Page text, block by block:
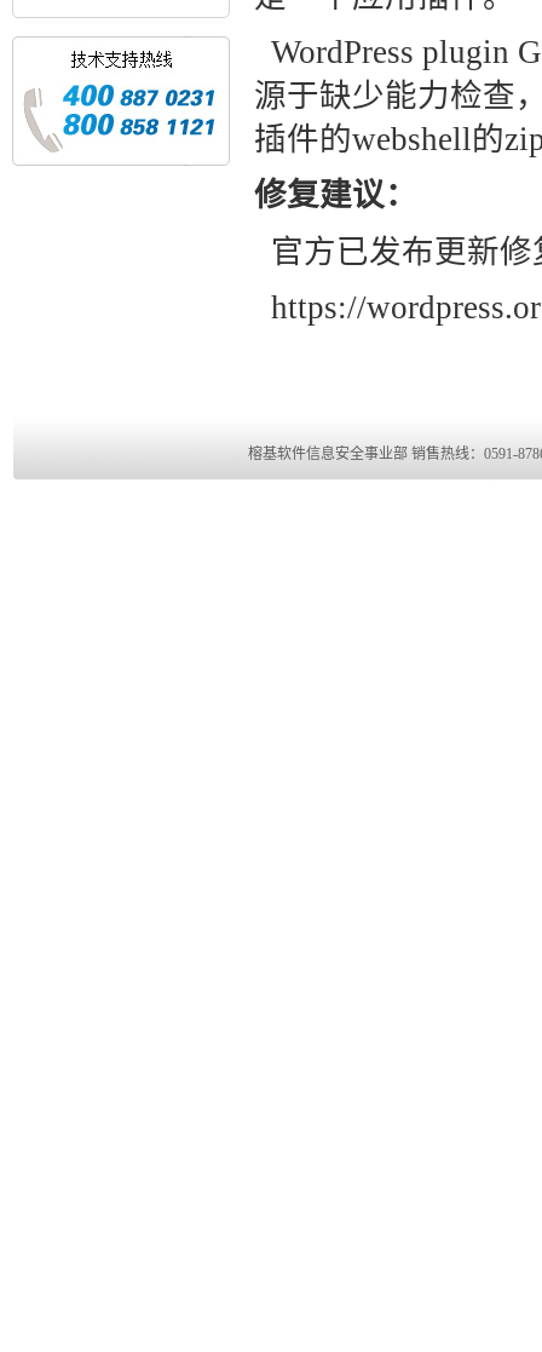
WordPress plugin
源于缺少能力检查
插件的webshell的
修复建议：
官方已发布更新
https://
榕基软件信息安全事业部 销售热线：0591-